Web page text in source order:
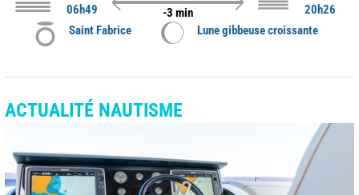
06h49
-3 min
20h26
Saint Fabrice
Lune gibbeuse croissante
ACTUALITÉ NAUTISME